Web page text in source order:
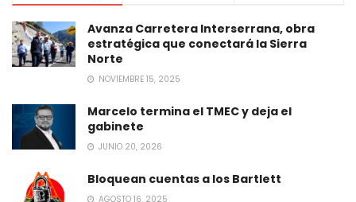
Avanza Carretera Interserrana, obra
estratégica que conectará la Sierra
Norte
NOVIEMBRE 15, 2025
Marcelo termina el TMEC y deja el
gabinete
JUNIO 20, 2026
Bloquean cuentas a los Bartlett
AGOSTO 16, 2025